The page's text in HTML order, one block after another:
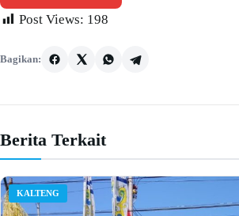
Post Views: 198
Bagikan:
Berita Terkait
KALTENG